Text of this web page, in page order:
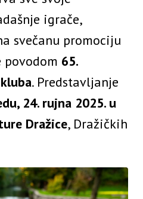
igrače,
svečanu promociju
povodom 65.
. Predstavljanje
24. rujna 2025. u
Dražice, Dražičkih